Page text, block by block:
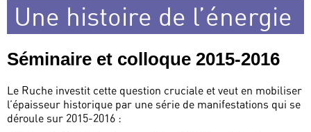
Une histoire de l’énergie
Séminaire et colloque 2015-2016
Le Ruche investit cette question cruciale et veut en mobiliser
l’épaisseur historique par une série de manifestations qui se
déroule sur 2015-2016 :